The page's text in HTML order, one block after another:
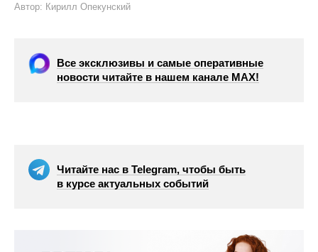
Автор: Кирилл Опекунский
Все эксклюзивы и самые оперативные
новости читайте в нашем канале МАХ!
Читайте нас в Telegram, чтобы быть
в курсе актуальных событий